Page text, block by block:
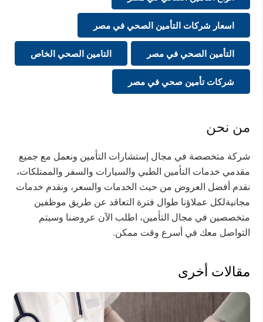
اسعار شركات التأمين الصحي في مصر
التأمين الصحي في مصر التامين الصحي الخاص
شركات تأمين صحي في مصر
من نحن
شركة متخصصة في مجال إستشارات التأمين ونعمل مع جميع
مقدمي خدمات التأمين الطبي والسيارات والسفر والممتلكات،
نقدم أفضل العروض من حيث الخدمات والسعر، ونقدم خدمات
مجانيةلكل عملاؤنا طوال فترة التعاقد عن طريق موظفين
متخصصين في مجال التأمين، اطلب الآن عروضنا وسيتم
التواصل معك في أسرع وقت ممكن.
مقالات أخرى